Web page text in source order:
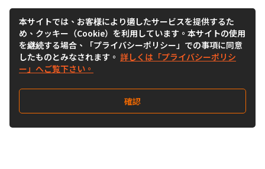
本サイトでは、お客様により適したサービスを提供するた
め、クッキー（Cookie）を利用しています。本サイトの使用
を継続する場合、「プライバシーポリシー」での事項に同意
したものとみなされます。 詳しくは「プライバシーポリシ
ー」へご覧下さい。
確認